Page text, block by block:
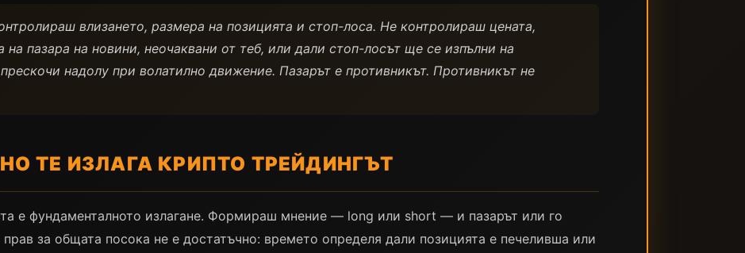
влизането, размера на позицията и стоп-лоса. Не контролираш цената,
на пазара на новини, неочаквани от теб, или дали стоп-лосът ще се изпълни на
надолу при волатилно движение. Пазарът е противникът. Противникът не
ТЕ ИЗЛАГА КРИПТО ТРЕЙДИНГЪТ
е фундаменталното излагане. Формираш мнение — long или short — и пазарът или го
за общата посока не е достатъчно: времето определя дали позицията е печеливша или